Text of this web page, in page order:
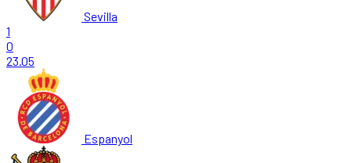
Sevilla
1
0
23.05
Espanyol